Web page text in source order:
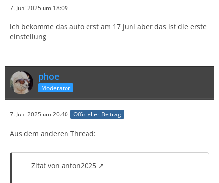
7. Juni 2025 um 18:09
ich bekomme das auto erst am 17 juni aber das ist die erste
einstellung
phoe
Moderator
7. Juni 2025 um 20:40 Offizieller Beitrag
Aus dem anderen Thread:
Zitat von anton2025